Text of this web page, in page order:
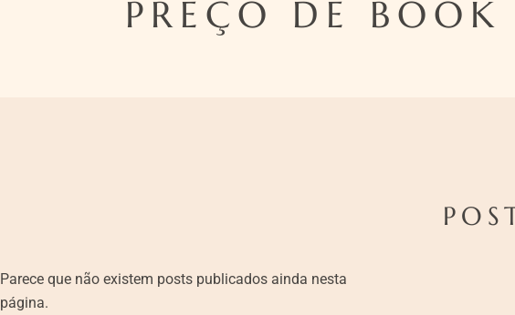
PREÇO DE
Parece que não existem posts publicados ainda nesta
página.